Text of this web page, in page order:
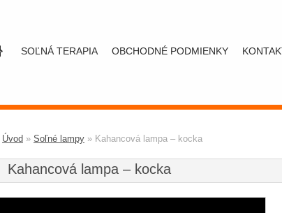
SOĽNÁ TERAPIA OBCHODNÉ PODMIENKY
Úvod » Soľné lampy » Kahancová lampa – kocka
Kahancová lampa – kocka